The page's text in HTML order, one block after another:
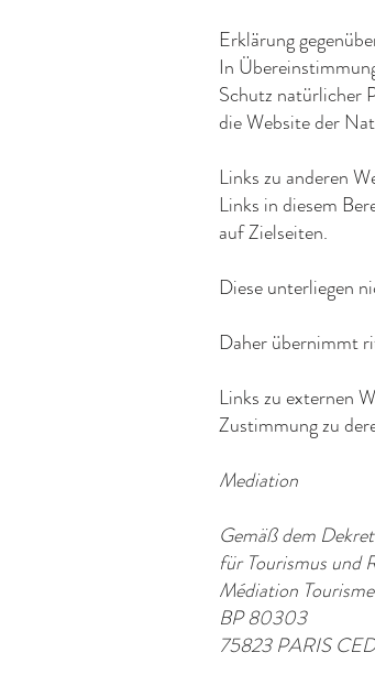
Erklärung
In
Schutz natürlicher
die Website der
Links zu anderen
Links in diesem
auf Zielseiten.
Diese unterliegen
Daher übernimmt
Links zu externen
Zustimmung zu
Mediation
Gemäß dem
für Tourismus und
Médiation
BP 80303
75823 PARIS